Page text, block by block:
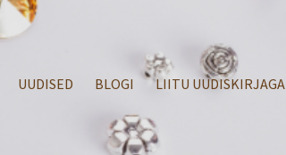
UUDISED BLOGI LIITU UUDISKIRJAGA